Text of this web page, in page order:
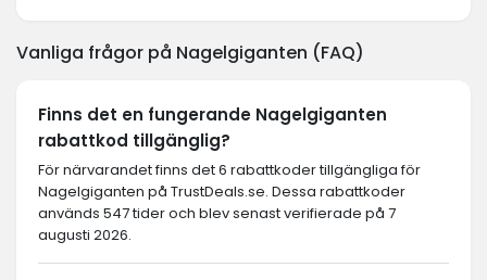
Vanliga frågor på Nagelgiganten (FAQ)
Finns det en fungerande Nagelgiganten
rabattkod tillgänglig?
För närvarandet finns det 6 rabattkoder tillgängliga för
Nagelgiganten på TrustDeals.se. Dessa rabattkoder
används 547 tider och blev senast verifierade på 7
augusti 2026.